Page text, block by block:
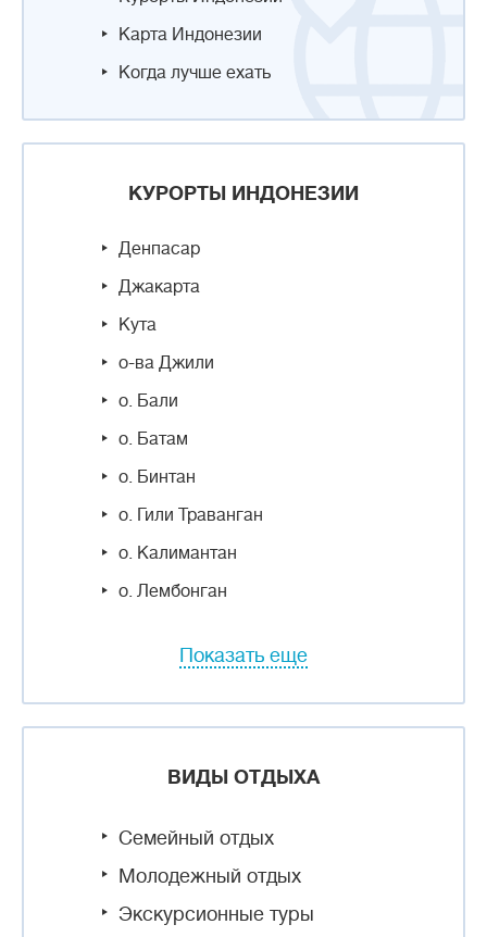
Карта Индонезии
Когда лучше ехать
КУРОРТЫ ИНДОНЕЗИИ
Денпасар
Джакарта
Кута
о-ва Джили
о. Бали
о. Батам
о. Бинтан
о. Гили Траванган
о. Калимантан
о. Лембонган
Показать еще
ВИДЫ ОТДЫХА
Семейный отдых
Молодежный отдых
Экскурсионные туры